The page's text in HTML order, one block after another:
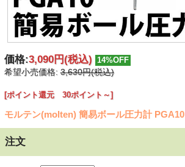
価格:3,090円(税込) 14%OFF
希望小売価格:3,630円(税込)
[ポイント還元 30ポイント～]
モルテン(molten) 簡易ボール圧力計 PGA10
注文